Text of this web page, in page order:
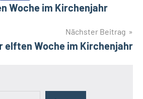
Woche im Kirchenjahr
Nächster Beitrag
elften Woche im Kirchenjahr